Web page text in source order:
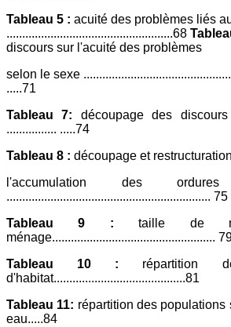
Tableau 5 : acuité des problèmes liés
.....................................................68
discours sur l'acuité des problèmes
selon le sexe
.....71
Tableau 7: découpage des
................ .....74
Tableau 8 : découpage et
l'accumulation des
................................................................. 75
Tableau 9 : taille de
ménage....................................................
Tableau 10 : répartition
d'habitat..........................................81
Tableau 11: répartition des
eau.....84